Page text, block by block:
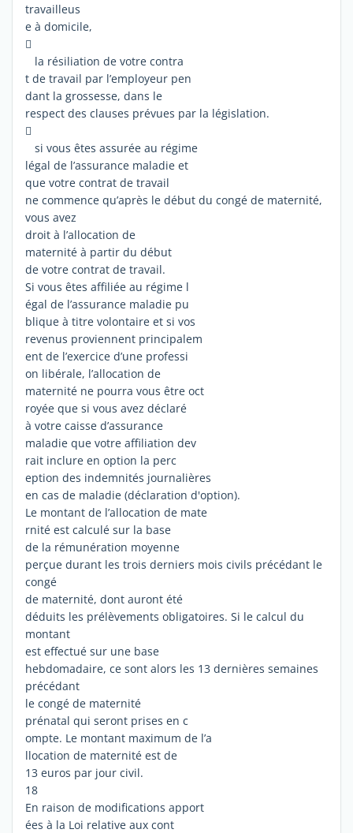
travailleus
e à domicile,

la résiliation de votre contra
t de travail par l’employeur pen
dant la grossesse, dans le
respect des clauses prévues par la législation.

si vous êtes assurée au régime
légal de l’assurance maladie et
que votre contrat de travail
ne commence qu’après le début du congé de maternité,
vous avez
droit à l’allocation de
maternité à partir du début
de votre contrat de travail.
Si vous êtes affiliée au régime l
égal de l’assurance maladie pu
blique à titre volontaire et si vos
revenus proviennent principalem
ent de l’exercice d’une professi
on libérale, l’allocation de
maternité ne pourra vous être oct
royée que si vous avez déclaré
à votre caisse d’assurance
maladie que votre affiliation dev
rait inclure en option la perc
eption des indemnités journalières
en cas de maladie (déclaration d'option).
Le montant de l’allocation de mate
rnité est calculé sur la base
de la rémunération moyenne
perçue durant les trois derniers mois civils précédant le
congé
de maternité, dont auront été
déduits les prélèvements obligatoires. Si le calcul du
montant
est effectué sur une base
hebdomadaire, ce sont alors les 13 dernières semaines
précédant
le congé de maternité
prénatal qui seront prises en c
ompte. Le montant maximum de l’a
llocation de maternité est de
13 euros par jour civil.
18
En raison de modifications apport
ées à la Loi relative aux cont